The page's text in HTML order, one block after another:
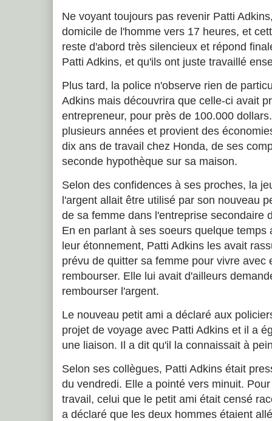
Ne voyant toujours pas revenir Patti
domicile de l'homme vers 17 heures, et
reste d'abord très silencieux et répond
Patti Adkins, et qu'ils ont juste travaillé
Plus tard, la police n'observe rien de
Adkins mais découvrira que celle-ci avait
entrepreneur, pour près de 100.000
plusieurs années et provient des
dix ans de travail chez Honda, de ses
seconde hypothèque sur sa maison.
Selon des confidences à ses proches, la
l'argent allait être utilisé par son nouveau
de sa femme dans l'entreprise secondaire
En en parlant à ses soeurs quelque
leur étonnement, Patti Adkins les avait
prévu de quitter sa femme pour vivre avec
rembourser. Elle lui avait d'ailleurs
rembourser l'argent.
Le nouveau petit ami a déclaré aux
projet de voyage avec Patti Adkins et il a
une liaison. Il a dit qu'il la connaissait à
Selon ses collègues, Patti Adkins était
du vendredi. Elle a pointé vers minuit.
travail, celui que le petit ami était censé
a déclaré que les deux hommes étaient